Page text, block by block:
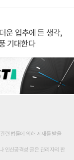
운 입추에 든 생각,
기대한다
련 법률에 의해 제재를 받을
인신공격성 글은 관리자의 판